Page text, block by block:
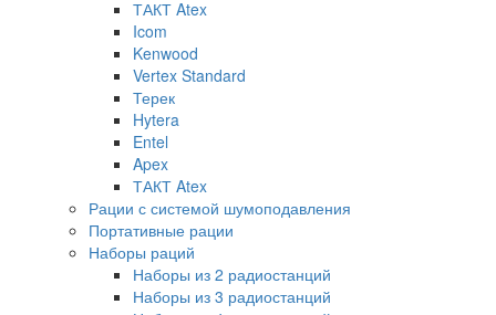
ТАКТ Atex
Icom
Kenwood
Vertex Standard
Терек
Hytera
Entel
Apex
ТАКТ Atex
Рации с системой шумоподавления
Портативные рации
Наборы раций
Наборы из 2 радиостанций
Наборы из 3 радиостанций